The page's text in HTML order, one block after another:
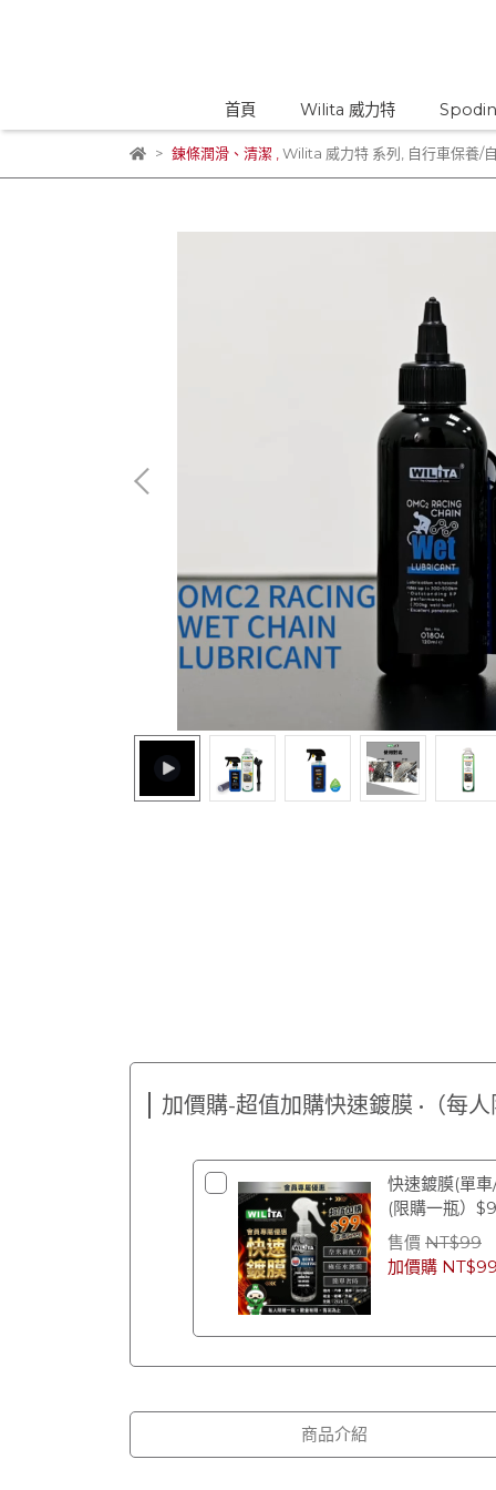
首頁 Wilita 威力特
鍊條潤滑、清潔 Wilita 威力特 系列 自行車保養/
加價購-超值加購快速鍍膜 •（每
快速鍍膜(單
(限購一瓶）
2028/12)
售價 NT$99
加價購
商品介紹